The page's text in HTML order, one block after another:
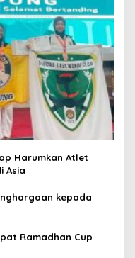
Harumkan Atlet
Asia
kepada
Ramadhan Cup